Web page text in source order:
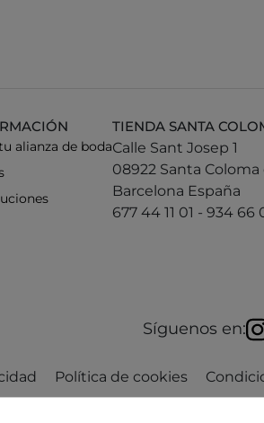
alianza de boda
TIENDA SANTA
Calle Sant Josep 1
08922 Santa
Barcelona España
677 44 11 01 - 934 66
Síguenos en:
Política de cookies